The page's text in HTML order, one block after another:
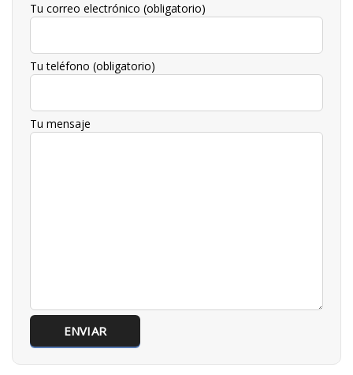
Tu correo electrónico (obligatorio)
Tu teléfono (obligatorio)
Tu mensaje